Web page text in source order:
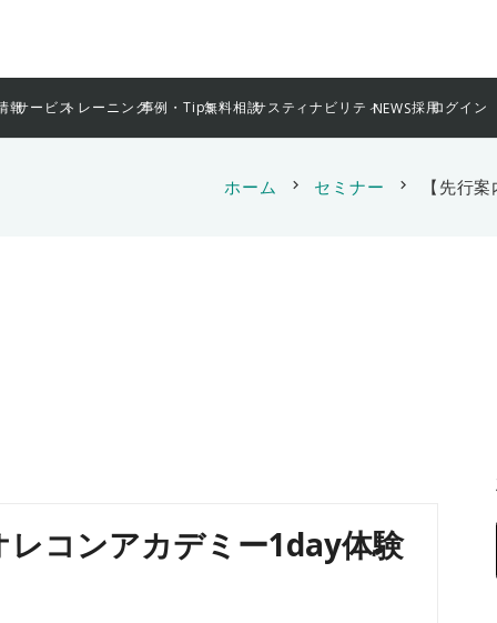
報サービストレーニング事例・Tips無料相談サスティナビリティNEWS採用ログイン
ホーム chevron_right セミナー chevron_right 【先行
レコンアカデミー1day体験